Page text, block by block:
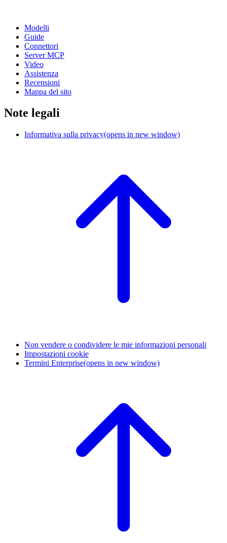
Modelli
Guide
Connettori
Server MCP
Video
Assistenza
Recensioni
Mappa del sito
Note legali
Informativa sulla privacy(opens in new window)
Non vendere o condividere le mie informazioni personali
Impostazioni cookie
Termini Enterprise(opens in new window)